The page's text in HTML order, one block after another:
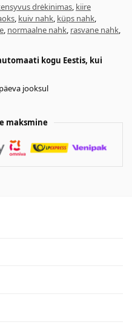
drėkinimas, kiire
, kuiv nahk, küps nahk,
, normaalne nahk, rasvane nahk,
kogu Eestis, kui
jooksul
maksmine